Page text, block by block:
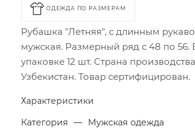
ОДЕЖДА ПО РАЗМЕРАМ
Рубашка "Летняя", с длинным
мужская. Размерный ряд с 48 по 56.
упаковке 12 шт. Страна
Узбекистан. Товар сертифицирован.
Характеристики
Категория — Мужская одежда